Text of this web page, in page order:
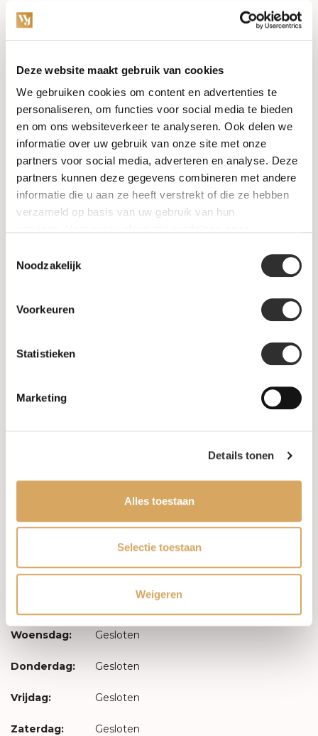
Deze website maakt gebruik van cookies
We gebruiken cookies om content en advertenties te
personaliseren, om functies voor social media te bieden
en om ons websiteverkeer te analyseren. Ook delen we
informatie over uw gebruik van onze site met onze
partners voor social media, adverteren en analyse. Deze
partners kunnen deze gegevens combineren met andere
informatie die u aan ze heeft verstrekt of die ze hebben
verzameld op basis van uw gebruik van hun
Noodzakelijk
Voorkeuren
Statistieken
Marketing
Details tonen
Alles toestaan
Selectie toestaan
Weigeren
PRE-OWNED
Luxe Accessoires
Informatie
Heren Sieraden
SALE
Levertijd & verzendkosten
Maandag: Gesloten
Woensdag: Gesloten
Donderdag: Gesloten
Vrijdag: Gesloten
Zaterdag: Gesloten